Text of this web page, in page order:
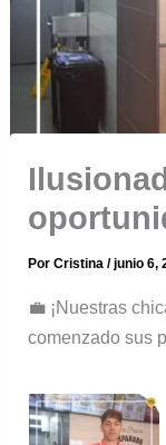
PorCristina/junio 6,
💼 ¡Nuestras
comenzado sus